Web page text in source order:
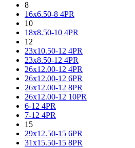
8
16x6.50-8 4PR
10
18x8.50-10 4PR
12
23x10.50-12 4PR
23x8.50-12 4PR
26x12.00-12 4PR
26x12.00-12 6PR
26x12.00-12 8PR
26x12.00-12 10PR
6-12 4PR
7-12 4PR
15
29x12.50-15 6PR
31x15.50-15 8PR